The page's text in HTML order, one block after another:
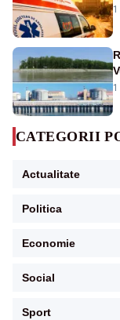
1
1
CATEGORII
Actualitate
Politica
Economie
Social
Sport